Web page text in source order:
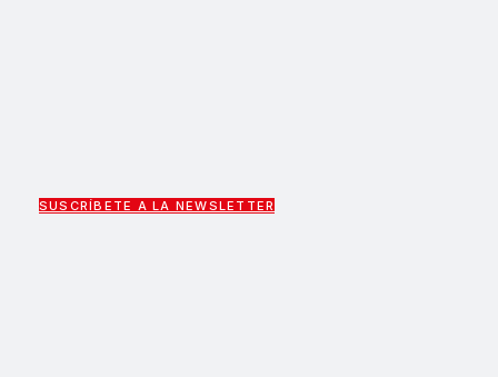
SUSCRÍBETE A LA NEWSLETTER